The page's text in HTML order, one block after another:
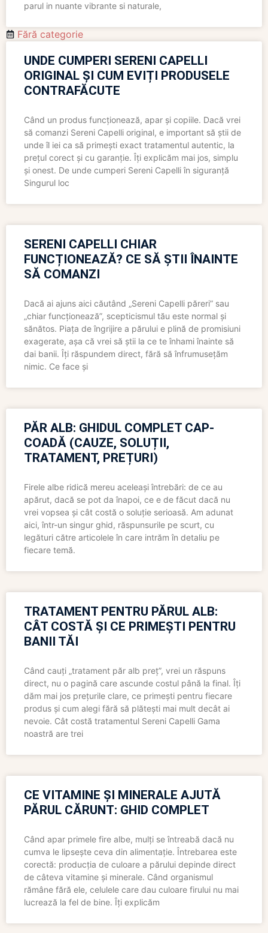
parul in nuante vibrante si naturale,
Fără categorie
UNDE CUMPERI SERENI CAPELLI
ORIGINAL ȘI CUM EVIȚI PRODUSELE
CONTRAFĂCUTE
Când un produs funcționează, apar și copiile. Dacă vrei
să comanzi Sereni Capelli original, e important să știi de
unde îl iei ca să primești exact tratamentul autentic, la
prețul corect și cu garanție. Îți explicăm mai jos, simplu
și onest. De unde cumperi Sereni Capelli în siguranță
Singurul loc
SERENI CAPELLI CHIAR
FUNCȚIONEAZĂ? CE SĂ ȘTII ÎNAINTE
SĂ COMANZI
Dacă ai ajuns aici căutând „Sereni Capelli păreri” sau
„chiar funcționează”, scepticismul tău este normal și
sănătos. Piața de îngrijire a părului e plină de promisiuni
exagerate, așa că vrei să știi la ce te înhami înainte să
dai banii. Îți răspundem direct, fără să înfrumusețăm
nimic. Ce face și
PĂR ALB: GHIDUL COMPLET CAP-
COADĂ (CAUZE, SOLUȚII,
TRATAMENT, PREȚURI)
Firele albe ridică mereu aceleași întrebări: de ce au
apărut, dacă se pot da înapoi, ce e de făcut dacă nu
vrei vopsea și cât costă o soluție serioasă. Am adunat
aici, într-un singur ghid, răspunsurile pe scurt, cu
legături către articolele în care intrăm în detaliu pe
fiecare temă.
TRATAMENT PENTRU PĂRUL ALB:
CÂT COSTĂ ȘI CE PRIMEȘTI PENTRU
BANII TĂI
Când cauți „tratament păr alb preț”, vrei un răspuns
direct, nu o pagină care ascunde costul până la final. Îți
dăm mai jos prețurile clare, ce primești pentru fiecare
produs și cum alegi fără să plătești mai mult decât ai
nevoie. Cât costă tratamentul Sereni Capelli Gama
noastră are trei
CE VITAMINE ȘI MINERALE AJUTĂ
PĂRUL CĂRUNT: GHID COMPLET
Când apar primele fire albe, mulți se întreabă dacă nu
cumva le lipsește ceva din alimentație. Întrebarea este
corectă: producția de culoare a părului depinde direct
de câteva vitamine și minerale. Când organismul
rămâne fără ele, celulele care dau culoare firului nu mai
lucrează la fel de bine. Îți explicăm